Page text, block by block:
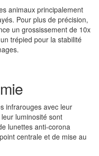
animaux principalement
Pour plus de précision,
un grossissement de 10x
trépied pour la stabilité
infrarouges avec leur
luminosité sont
lunettes anti-corona
centrale et de mise au